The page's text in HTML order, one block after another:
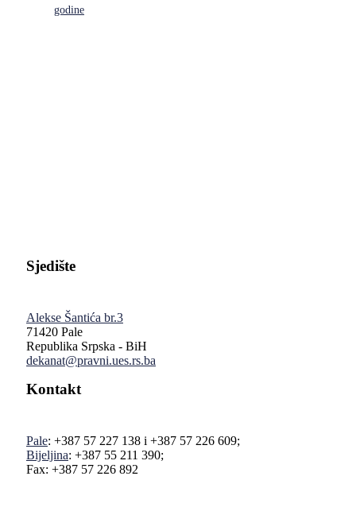
godine
Sjedište
Alekse Šantića br.3
71420 Pale
Republika Srpska - BiH
dekanat@pravni.ues.rs.ba
Kontakt
Pale: +387 57 227 138 i +387 57 226 609;
Bijeljina: +387 55 211 390;
Fax: +387 57 226 892